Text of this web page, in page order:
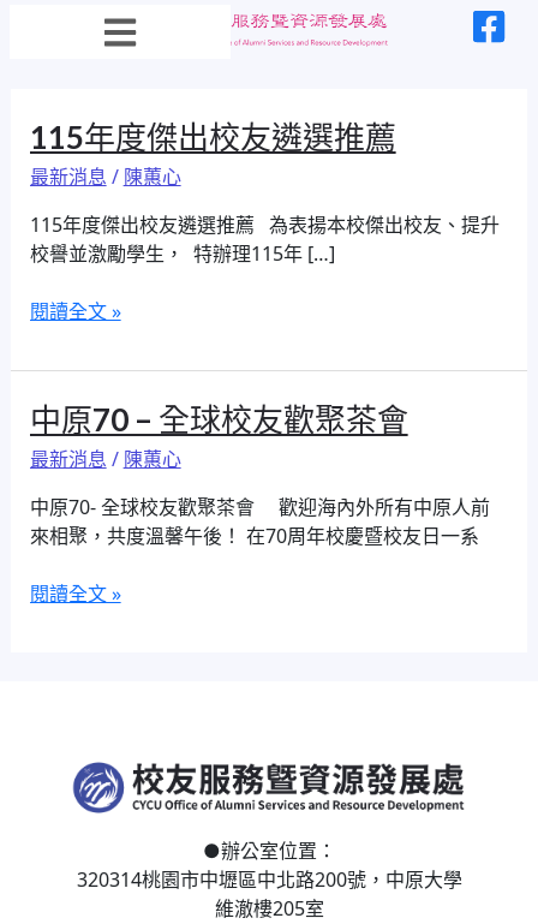
115年度傑出校友遴選推薦
最新消息 / 陳蕙心
115年度傑出校友遴選推薦 為表揚本校傑出校友、提升
校譽並激勵學生， 特辦理115年 […]
115
年
度
傑
出
友
薦
閱讀全文 »
中原70 – 全球校友歡聚茶會
最新消息 / 陳蕙心
中原70- 全球校友歡聚茶會 歡迎海內外所有中原人前
來相聚，共度溫馨午後！ 在70周年校慶暨校友日一系
中
原
70
–
全
校
閱讀全文 »
●辦公室位置：
320314桃園市中壢區中北路200號， 中原大學
維澈樓205室